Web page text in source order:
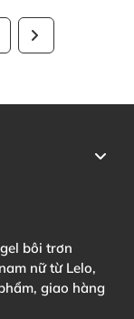
bôi trơn
nữ từ Lelo,
giao hàng